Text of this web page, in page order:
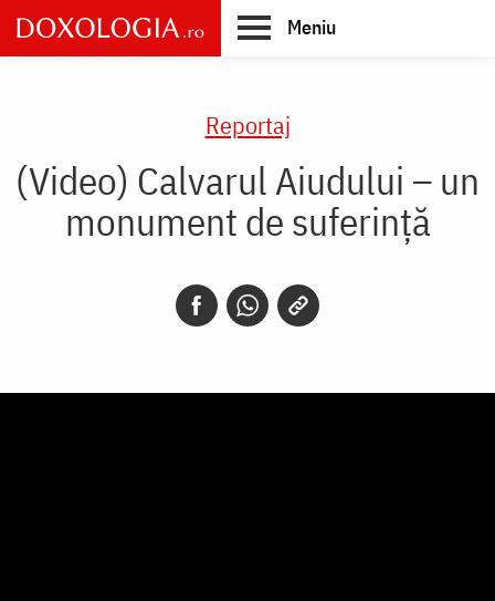
Skip
to
main
Meniu
Reportaj
(Video) Calvarul Aiudului – un
monument de suferință